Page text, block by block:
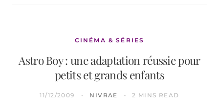
CINÉMA & SÉRIES
Astro Boy : une adaptation réussie pour
petits et grands enfants
11/12/2009 NIVRAE 2 MINS READ